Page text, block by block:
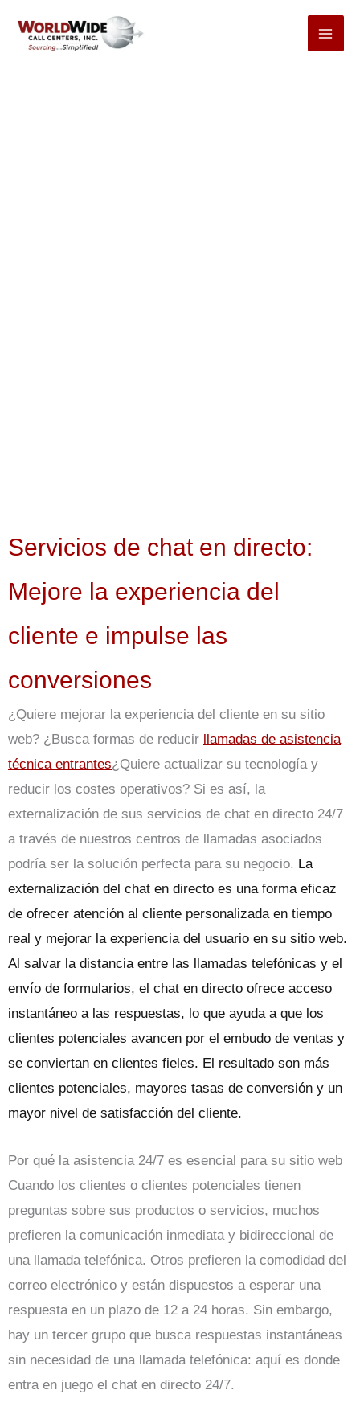
Servicios de chat en directo:
Mejore la experiencia del
cliente e impulse las
conversiones
¿Quiere mejorar la experiencia del cliente en su sitio
web? ¿Busca formas de reducir
llamadas de asistencia
técnica entrantes¿Quiere actualizar su tecnología y
reducir los costes operativos? Si es así, la
externalización de sus servicios de chat en directo 24/7
a través de nuestros centros de llamadas asociados
podría ser la solución perfecta para su negocio. La
externalización del chat en directo es una forma eficaz
de ofrecer atención al cliente personalizada en tiempo
real y mejorar la experiencia del usuario en su sitio web.
Al salvar la distancia entre las llamadas telefónicas y el
envío de formularios, el chat en directo ofrece acceso
instantáneo a las respuestas, lo que ayuda a que los
clientes potenciales avancen por el embudo de ventas y
se conviertan en clientes fieles. El resultado son más
clientes potenciales, mayores tasas de conversión y un
mayor nivel de satisfacción del cliente.
Por qué la asistencia 24/7 es esencial para su sitio web
Cuando los clientes o clientes potenciales tienen
preguntas sobre sus productos o servicios, muchos
prefieren la comunicación inmediata y bidireccional de
una llamada telefónica. Otros prefieren la comodidad del
correo electrónico y están dispuestos a esperar una
respuesta en un plazo de 12 a 24 horas. Sin embargo,
hay un tercer grupo que busca respuestas instantáneas
sin necesidad de una llamada telefónica: aquí es donde
entra en juego el chat en directo 24/7.